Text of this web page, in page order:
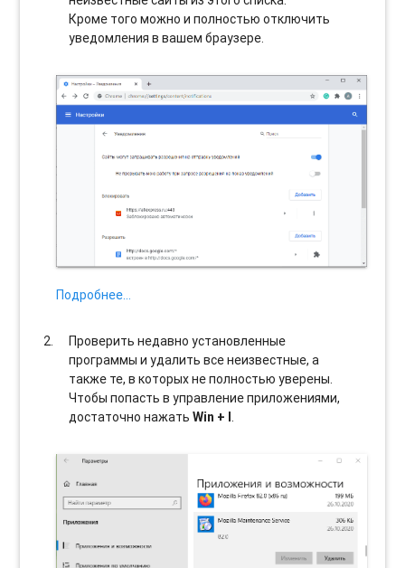
Кроме того можно и полностью отключить
уведомления в вашем браузере.
Подробнее…
Проверить недавно установленные
программы и удалить все неизвестные, а
также те, в которых не полностью уверены.
Чтобы попасть в управление приложениями,
достаточно нажатьWin + I.